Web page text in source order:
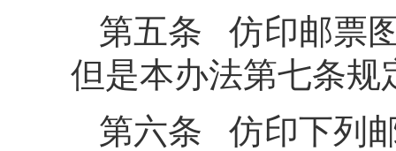
第五条 仿印邮票
但是本办法第七条规
第六条 仿印下列